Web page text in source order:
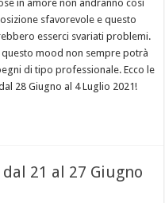
in amore non andranno così
sfavorevole e questo
esserci svariati problemi.
mood non sempre potrà
di tipo professionale. Ecco le
28 Giugno al 4 Luglio 2021!
21 al 27 Giugno